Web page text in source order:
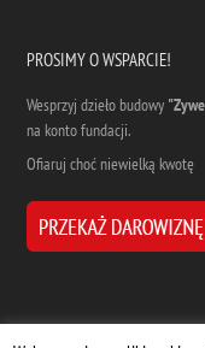
PROSIMY O WSPARCIE!
Wesprzyj dzieło budowy
na konto fundacji.
Ofiaruj choć niewielką kwotę